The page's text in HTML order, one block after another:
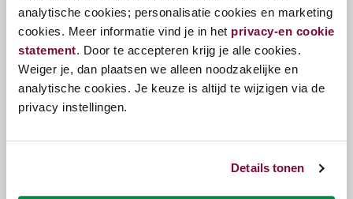
analytische cookies; personalisatie cookies en marketing
cookies. Meer informatie vind je in het privacy-en cookie
statement. Door te accepteren krijg je alle cookies.
Weiger je, dan plaatsen we alleen noodzakelijke en
analytische cookies. Je keuze is altijd te wijzigen via de
privacy instellingen.
Details tonen
Het hoofdbord van de Serta Magnum is modern en
klassiek tegelijk door het patroon wat erin is
verwerkt. Dit hoofdbord is ook verkrijgbaar in de
“Magnum” en de “Magnum grande” variant.
Bij dit hoofdbord is de breedte 110cm breder dan de
breedte van de springboxen. De hoogte van het